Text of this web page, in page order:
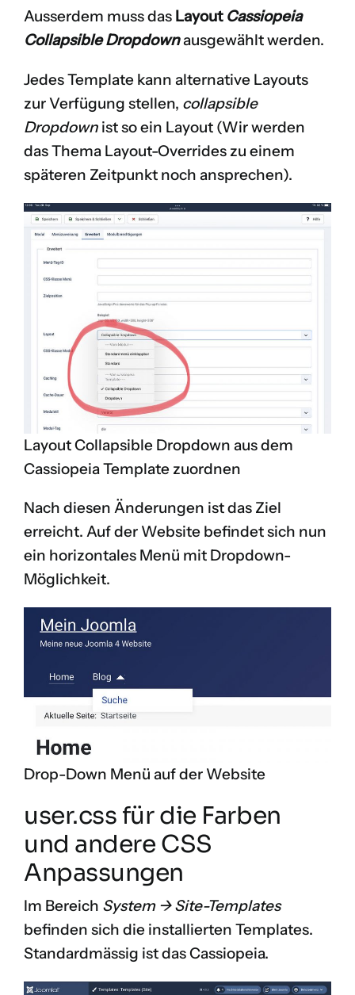
Ausserdem muss das Layout Cassiopeia
Collapsible Dropdownausgewählt werden.
Jedes Template kann alternative Layouts
zur Verfügung stellen, collapsible
Dropdown ist so ein Layout (Wir werden
das Thema Layout-Overrides zu einem
späteren Zeitpunkt noch ansprechen).
Layout Collapsible Dropdown aus dem
Cassiopeia Template zuordnen
Nach diesen Änderungen ist das Ziel
erreicht. Auf der Website befindet sich nun
ein horizontales Menü mit Dropdown-
Möglichkeit.
Drop-Down Menü auf der Website
user.css für die Farben
und andere CSS
Anpassungen
Im Bereich System -> Site-Templates
befinden sich die installierten Templates.
Standardmässig ist das Cassiopeia.